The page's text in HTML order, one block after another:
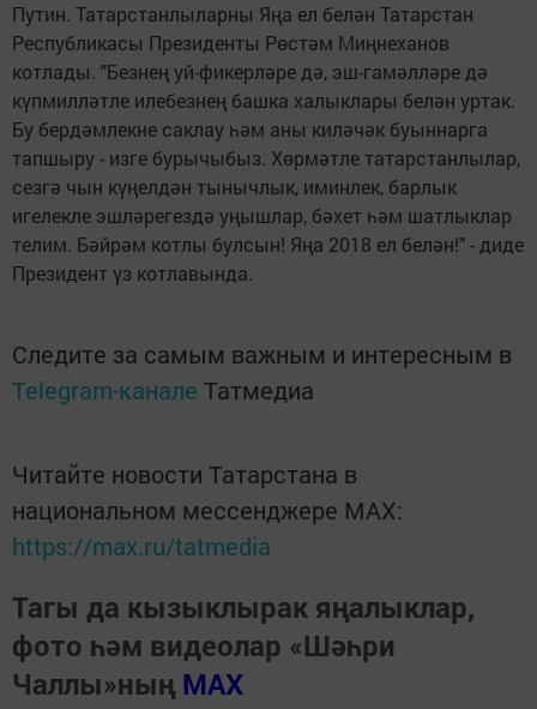
Путин. Татарстанлыларны Яңа ел белән Татарстан
Республикасы Президенты Рөстәм Миңнеханов
котлады. "Безнең уй-фикерләре дә, эш-гамәлләре дә
күпмилләтле илебезнең башка халыклары белән уртак.
Бу бердәмлекне саклау һәм аны киләчәк буыннарга
тапшыру - изге бурычыбыз. Хөрмәтле татарстанлылар,
сезгә чын күңелдән тынычлык, иминлек, барлык
игелекле эшләрегездә уңышлар, бәхет һәм шатлыклар
телим. Бәйрәм котлы булсын! Яңа 2018 ел белән!" - диде
Президент үз котлавында.
Следите за самым важным и интересным в
Telegram-канале Татмедиа
Читайте новости Татарстана в
национальном мессенджере MАХ:
https://max.ru/tatmedia
Тагы да кызыклырак яңалыклар,
фото һәм видеолар «Шәһри
Чаллы»ның MAX